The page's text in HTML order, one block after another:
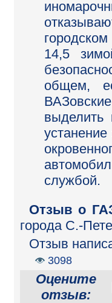
14,5
общем,
службой.
Отзыв o
города С.-
Отзыв
3098
Оцените
отзыв: